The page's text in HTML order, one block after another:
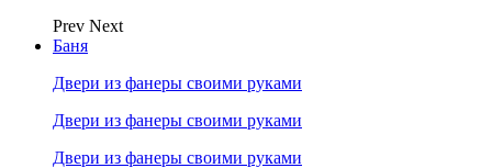
Prev Next
Баня
Двери из фанеры своими руками
Двери из фанеры своими руками
Двери из фанеры своими руками